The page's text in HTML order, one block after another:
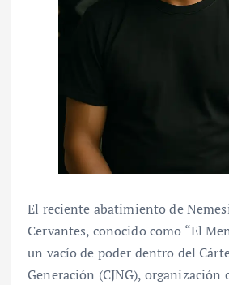
El reciente abatimiento de
Cervantes, conocido como “El
un vacío de poder dentro del
Generación (CJNG),